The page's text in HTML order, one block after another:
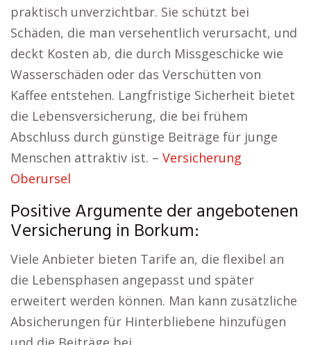
praktisch unverzichtbar. Sie schützt bei
Schäden, die man versehentlich verursacht, und
deckt Kosten ab, die durch Missgeschicke wie
Wasserschäden oder das Verschütten von
Kaffee entstehen. Langfristige Sicherheit bietet
die Lebensversicherung, die bei frühem
Abschluss durch günstige Beiträge für junge
Menschen attraktiv ist. – Versicherung
Oberursel
Positive Argumente der angebotenen
Versicherung in Borkum:
Viele Anbieter bieten Tarife an, die flexibel an
die Lebensphasen angepasst und später
erweitert werden können. Man kann zusätzliche
Absicherungen für Hinterbliebene hinzufügen